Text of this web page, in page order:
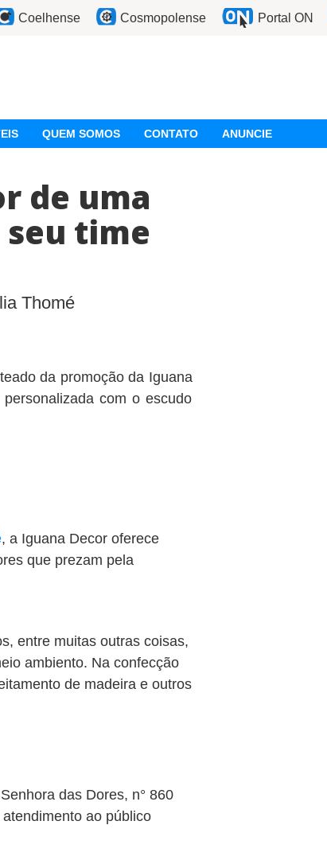
Coelhense Cosmopolense Portal ON
QUEM SOMOS CONTATO ANUNCIE
de uma
time
Thomé
da promoção da Iguana
com o escudo
, a Iguana Decor oferece
que prezam pela
entre muitas outras coisas,
ambiento. Na confecção
de madeira e outros
das Dores, n° 860
ao público